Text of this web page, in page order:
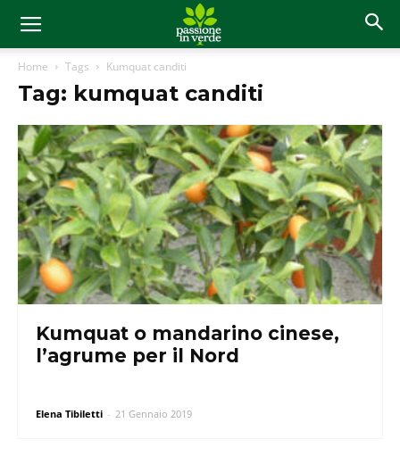
Home Tags Kumquat canditi
Tag: kumquat canditi
Kumquat o mandarino cinese,
l’agrume per il Nord
Elena Tibiletti - 21 Gennaio 2019